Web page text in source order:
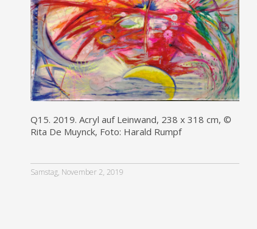
Q15. 2019. Acryl auf Leinwand, 238 x 318 cm, ©
Rita De Muynck, Foto: Harald Rumpf
Samstag, November 2, 2019